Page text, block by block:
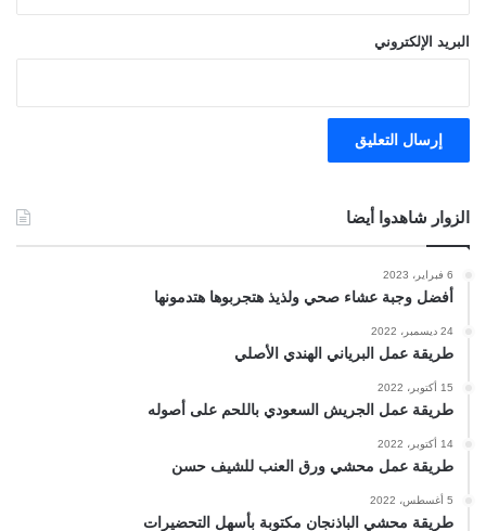
البريد الإلكتروني
الزوار شاهدوا أيضا
6 فبراير، 2023
أفضل وجبة عشاء صحي ولذيذ هتجربوها هتدمونها
24 ديسمبر، 2022
طريقة عمل البرياني الهندي الأصلي
15 أكتوبر، 2022
طريقة عمل الجريش السعودي باللحم على أصوله
14 أكتوبر، 2022
طريقة عمل محشي ورق العنب للشيف حسن
5 أغسطس، 2022
طريقة محشي الباذنجان مكتوبة بأسهل التحضيرات